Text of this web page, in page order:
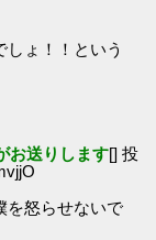
ょ！！という
お送りします[] 投
怒らせないで